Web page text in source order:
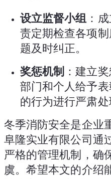
设立监督小组 ：
责定期检查各项
题及时纠正。
奖惩机制 ：建立
部门和个人给予
的行为进行严肃处
冬季消防安全是企业
阜隆实业有限公司通
严格的管理机制，确
虞。希望本文的介绍